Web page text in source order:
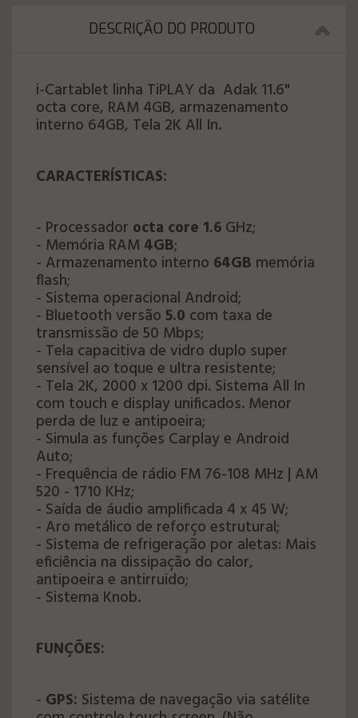
DESCRIÇÄO DO PRODUTO
i-Cartablet linha TiPLAY da Adak 11.6"
octa core, RAM 4GB, armazenamento
interno 64GB, Tela 2K All In.
CARACTERÍSTICAS:
- Processador octa core 1.6 GHz;
- Memória RAM 4GB;
- Armazenamento interno 64GB memória
flash;
- Sistema operacional Android;
- Bluetooth versão 5.0 com taxa de
transmissão de 50 Mbps;
- Tela capacitiva de vidro duplo super
sensível ao toque e ultra resistente;
- Tela 2K, 2000 x 1200 dpi. Sistema All In
com touch e display unificados. Menor
perda de luz e antipoeira;
- Simula as funções Carplay e Android
Auto;
- Frequência de rádio FM 76-108 MHz | AM
520 - 1710 KHz;
- Saída de áudio amplificada 4 x 45 W;
- Aro metálico de reforço estrutural;
- Sistema de refrigeração por aletas: Mais
eficiência na dissipação do calor,
antipoeira e antirruido;
- Sistema Knob.
FUNÇÕES:
- GPS: Sistema de navegação via satélite